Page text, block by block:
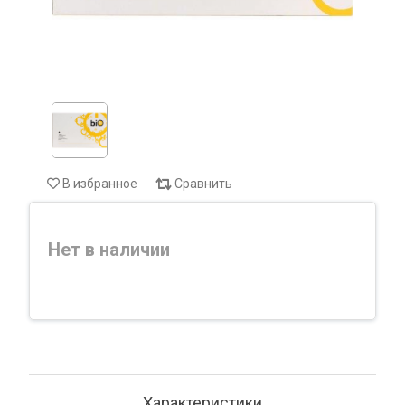
В избранное Сравнить
Нет в наличии